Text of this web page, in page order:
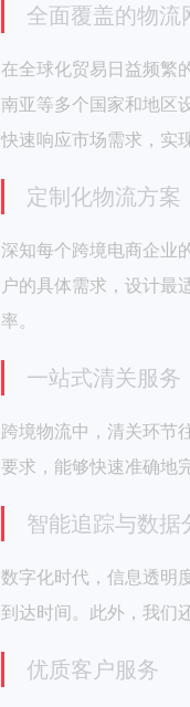
全面覆盖的物流
在全球化贸易日益频繁
南亚等多个国家和地区
快速响应市场需求，实
定制化物流方案
深知每个跨境电商企业
户的具体需求，设计最
率。
一站式清关服务
跨境物流中，清关环节
要求，能够快速准确地
智能追踪与数据
数字化时代，信息透明
到达时间。此外，我们
优质客户服务